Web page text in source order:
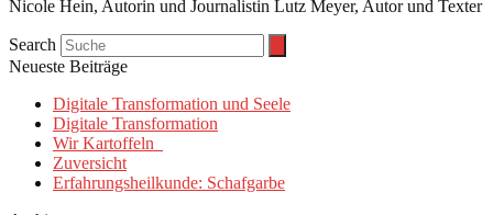
Nicole Hein, Autorin und Journalistin Lutz Meyer, Autor und Texter
Search
Neueste Beiträge
Digitale Transformation und Seele
Digitale Transformation
Wir Kartoffeln
Zuversicht
Erfahrungsheilkunde: Schafgarbe